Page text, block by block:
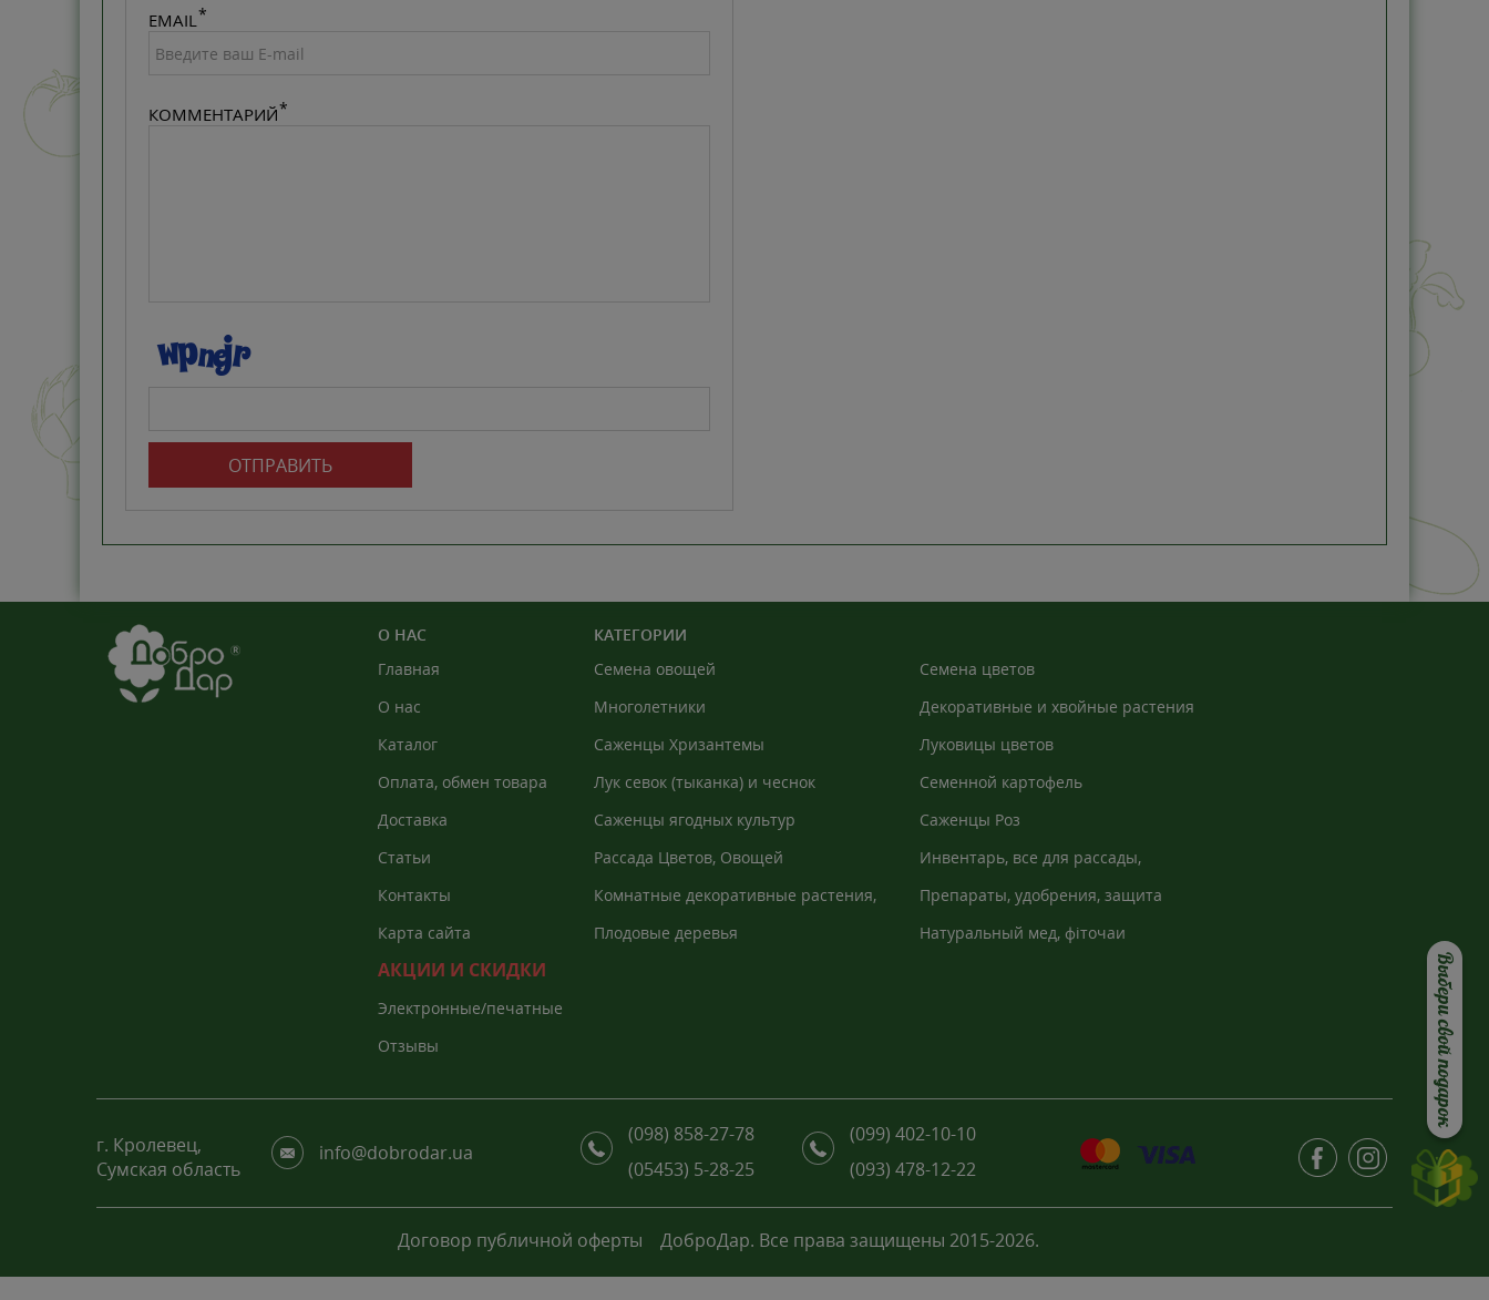
Выбери свой подарок
EMAIL
КОММЕНТАРИЙ
ОТПРАВИТЬ
О НАС
Главная
О нас
Каталог
Оплата, обмен товара
Доставка
Статьи
Контакты
Карта сайта
АКЦИИ И СКИДКИ
Электронные/печатные
Отзывы
КАТЕГОРИИ
Семена овощей
Семена цветов
Многолетники
Декоративные и хвойные растения
Саженцы Хризантемы
Луковицы цветов
Лук севок (тыканка) и чеснок
Семенной картофель
Саженцы ягодных культур
Саженцы Роз
Рассада Цветов, Овощей
Инвентарь, все для рассады,
Комнатные декоративные растения,
Препараты, удобрения, защита
Плодовые деревья Натуральный мед, фіточаи
г. Кролевец,
Сумская область
info@dobrodar.ua
(098) 858-27-78
(099) 402-10-10
(05453) 5-28-25
(093) 478-12-22
Договор публичной оферты ДоброДар. Все права защищены 2015-2026.